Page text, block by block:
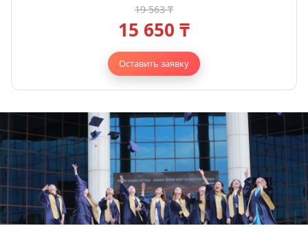
19 563 ₸
15 650 ₸
Оставить заявку